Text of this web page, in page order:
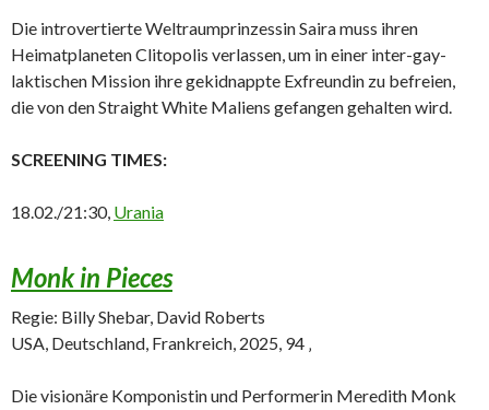
Die introvertierte Weltraumprinzessin Saira muss ihren
Heimatplaneten Clitopolis verlassen, um in einer inter-gay-
laktischen Mission ihre gekidnappte Exfreundin zu befreien,
die von den Straight White Maliens gefangen gehalten wird.
SCREENING TIMES:
18.02./21:30, Urania
Monk in Pieces
Regie: Billy Shebar, David Roberts
USA, Deutschland, Frankreich, 2025, 94 ‚
Die visionäre Komponistin und Performerin Meredith Monk